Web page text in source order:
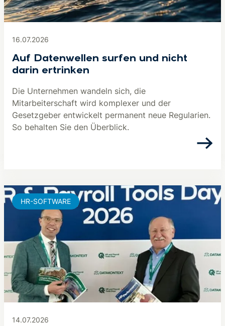
16.07.2026
Auf Datenwellen surfen und nicht
darin ertrinken
Die Unternehmen wandeln sich, die
Mitarbeiterschaft wird komplexer und der
Gesetzgeber entwickelt permanent neue Regularien.
So behalten Sie den Überblick.
14.07.2026
HR-SOFTWARE